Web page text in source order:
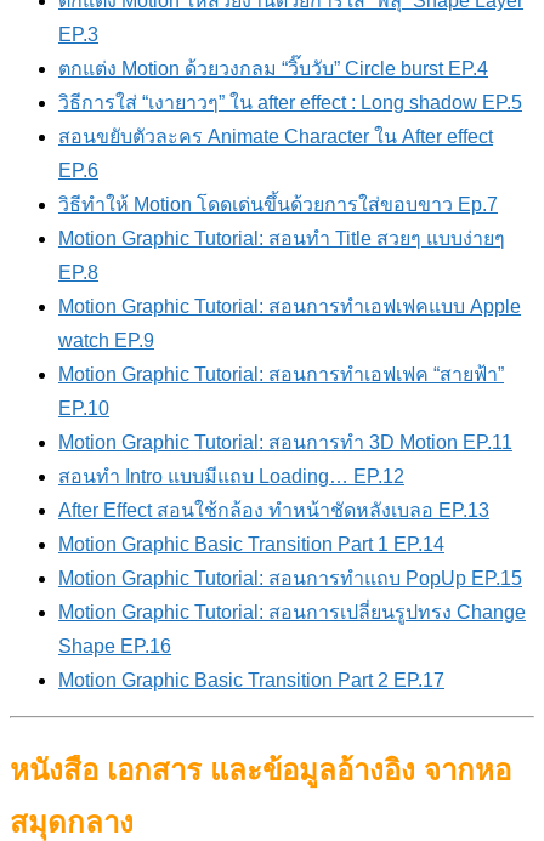
EP.3
ตกแต่ง Motion ด้วยวงกลม “วิ๊บวับ” Circle burst EP.4
วิธีการใส่ “เงายาวๆ” ใน after effect : Long shadow EP.5
สอนขยับตัวละคร Animate Character ใน After effect
EP.6
วิธีทำให้ Motion โดดเด่นขึ้นด้วยการใส่ขอบขาว Ep.7
Motion Graphic Tutorial: สอนทำ Title สวยๆ แบบง่ายๆ
EP.8
Motion Graphic Tutorial: สอนการทำเอฟเฟคแบบ Apple
watch EP.9
Motion Graphic Tutorial: สอนการทำเอฟเฟค “สายฟ้า”
EP.10
Motion Graphic Tutorial: สอนการทำ 3D Motion EP.11
สอนทำ Intro แบบมีแถบ Loading… EP.12
After Effect สอนใช้กล้อง ทำหน้าชัดหลังเบลอ EP.13
Motion Graphic Basic Transition Part 1 EP.14
Motion Graphic Tutorial: สอนการทำแถบ PopUp EP.15
Motion Graphic Tutorial: สอนการเปลี่ยนรูปทรง Change
Shape EP.16
Motion Graphic Basic Transition Part 2 EP.17
หนังสือ เอกสาร และข้อมูลอ้างอิง จากหอ
สมุดกลาง